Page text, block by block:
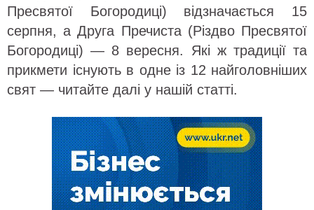
Пресвятої Богородиці) відзначається 15
серпня, а Друга Пречиста (Різдво Пресвятої
Богородиці) — 8 вересня. Які ж традиції та
прикмети існують в одне із 12 найголовніших
свят — читайте далі у нашій статті.